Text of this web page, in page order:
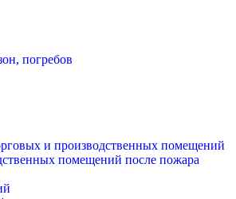
погребов
и производственных помещений
помещений после пожара